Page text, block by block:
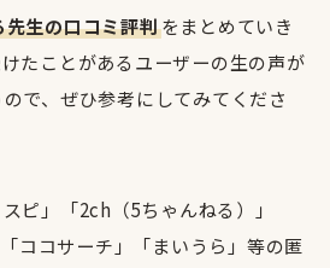
先生の口コミ評判をまとめていき
たことがあるユーザーの生の声が
で、ぜひ参考にしてみてくださ
ピ」「2ch（5ちゃんねる）」
ココサーチ」「まいうら」等の匿